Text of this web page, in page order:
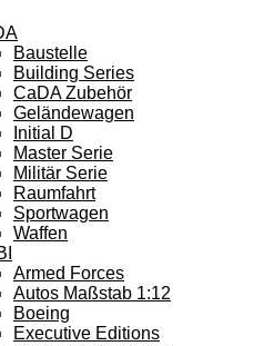
Baustelle
Building Series
CaDA Zubehör
Geländewagen
Initial D
Master Serie
Militär Serie
Raumfahrt
Sportwagen
Waffen
Armed Forces
Autos Maßstab 1:12
Boeing
Executive Editions